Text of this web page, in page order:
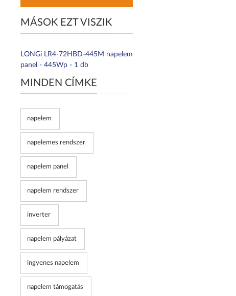
MÁSOK EZT VISZIK
LONGi LR4-72HBD-445M napelem
panel - 445Wp - 1 db
MINDEN CÍMKE
napelem
napelemes rendszer
napelem panel
napelem rendszer
inverter
napelem pályázat
ingyenes napelem
napelem támogatás